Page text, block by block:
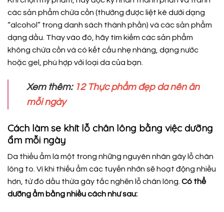
các sản phẩm chứa cồn (thường được liệt kê dưới dạng
“alcohol” trong danh sách thành phần) và các sản phẩm
dạng dầu. Thay vào đó, hãy tìm kiếm các sản phẩm
không chứa cồn và có kết cấu nhẹ nhàng, dạng nước
hoặc gel, phù hợp với loại da của bạn.
Xem thêm: 12 Thực phẩm đẹp da nên ăn
mỗi ngày
Cách làm se khít lỗ chân lông bằng việc dưỡng
ẩm mỗi ngày
Da thiếu ẩm là một trong những nguyên nhân gây lỗ chân
lông to. Vì khi thiếu ẩm các tuyến nhờn sẽ hoạt động nhiều
hơn, từ đó dầu thừa gây tắc nghẽn lỗ chân lông. Có thể
dưỡng ẩm bằng nhiều cách như sau: